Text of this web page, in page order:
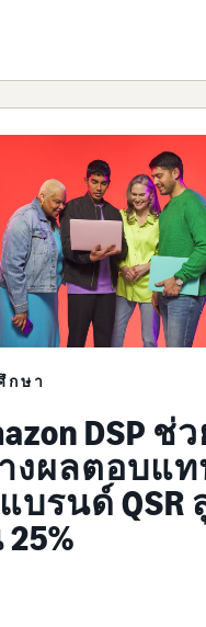
กษา
DSP ช่
งผลตอบแ
บรนด์ QSR